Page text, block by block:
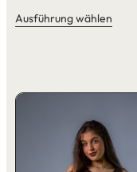
Ausführung wählen